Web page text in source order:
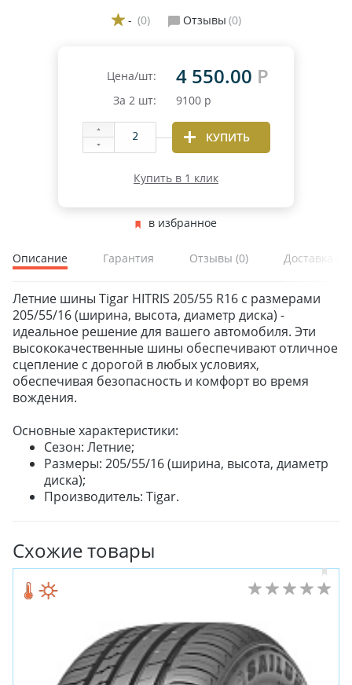
- (0) Отзывы (0)
Цена/шт: 4 550.00 Р
За 2 шт: 9100 р
КУПИТЬ
Купить в 1 клик
в избранное
Описание Гарантия Отзывы (0) Доставка и
Летние шины Tigar HITRIS 205/55 R16 с размерами
205/55/16 (ширина, высота, диаметр диска) -
идеальное решение для вашего автомобиля. Эти
высококачественные шины обеспечивают отличное
сцепление с дорогой в любых условиях,
обеспечивая безопасность и комфорт во время
вождения.
Основные характеристики:
Сезон: Летние;
Размеры: 205/55/16 (ширина, высота, диаметр
диска);
Производитель: Tigar.
Схожие товары